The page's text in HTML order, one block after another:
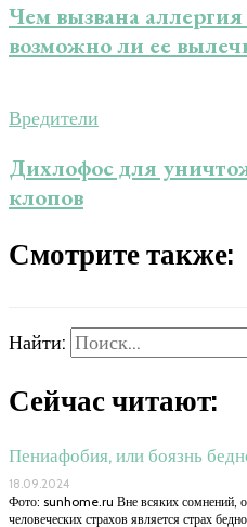
Чем вызвана
возможно ли ее
Вредители
Дихлофос для
клопов
Смотрите также:
Найти:
Сейчас читают:
Пениафобия, или боязнь
18.09.2024
Фото: sunhome.ru Вне всяких сомнений,
человеческих страхов является страх